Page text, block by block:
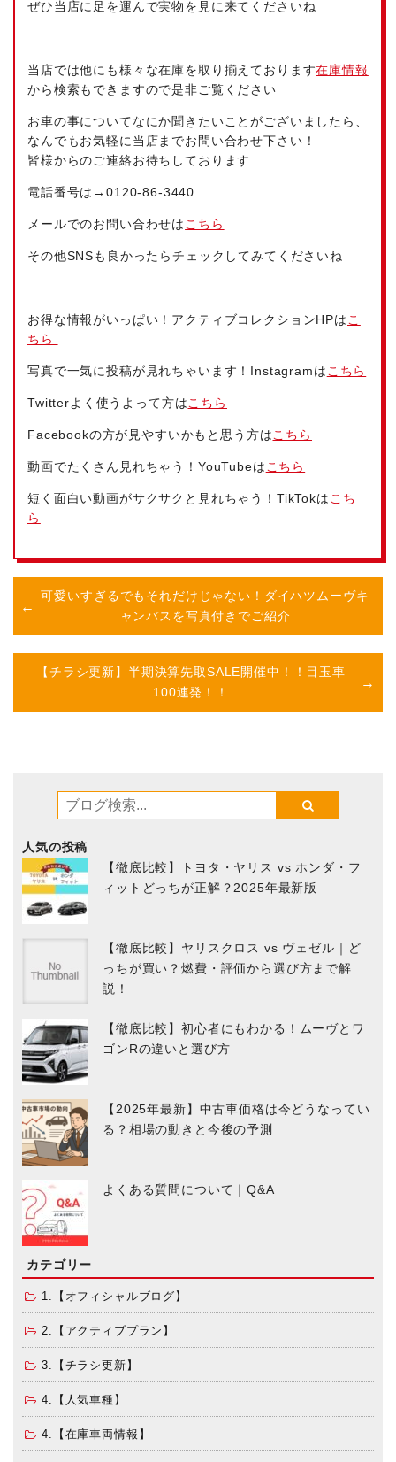
ぜひ当店に足を運んで実物を見に来てくださいね
当店では他にも様々な在庫を取り揃えております在庫情報
から検索もできますので是非ご覧ください
お車の事についてなにか聞きたいことがございましたら、
なんでもお気軽に当店までお問い合わせ下さい！
皆様からのご連絡お待ちしております
電話番号は→0120-86-3440
メールでのお問い合わせは こちら
その他SNSも良かったらチェックしてみてくださいね
お得な情報がいっぱい！アクティブコレクションHPは こ
ちら
写真で一気に投稿が見れちゃいます！Instagramは こちら
Twitterよく使うよって方はこちら
Facebookの方が見やすいかもと思う方はこちら
動画でたくさん見れちゃう！YouTubeは こちら
短く面白い動画がサクサクと見れちゃう！TikTokは こち
ら
可愛いすぎるでもそれだけじゃない！ダイハツムーヴキ
ャンバスを写真付きでご紹介
【チラシ更新】半期決算先取SALE開催中！！目玉車
100連発！！
人気の投稿
【徹底比較】トヨタ・ヤリス vs ホンダ・フ
ィットどっちが正解？2025年最新版
【徹底比較】ヤリスクロス vs ヴェゼル｜ど
っちが買い？燃費・評価から選び方まで解
説！
【徹底比較】初心者にもわかる！ムーヴとワ
ゴンRの違いと選び方
【2025年最新】中古車価格は今どうなってい
る？相場の動きと今後の予測
よくある質問について｜Q&A
カテゴリー
1.【オフィシャルブログ】
2.【アクティブプラン】
3.【チラシ更新】
4.【人気車種】
4.【在庫車両情報】